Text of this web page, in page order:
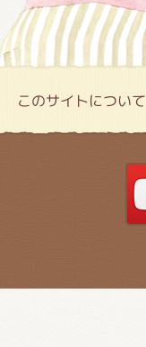
このサイトについて